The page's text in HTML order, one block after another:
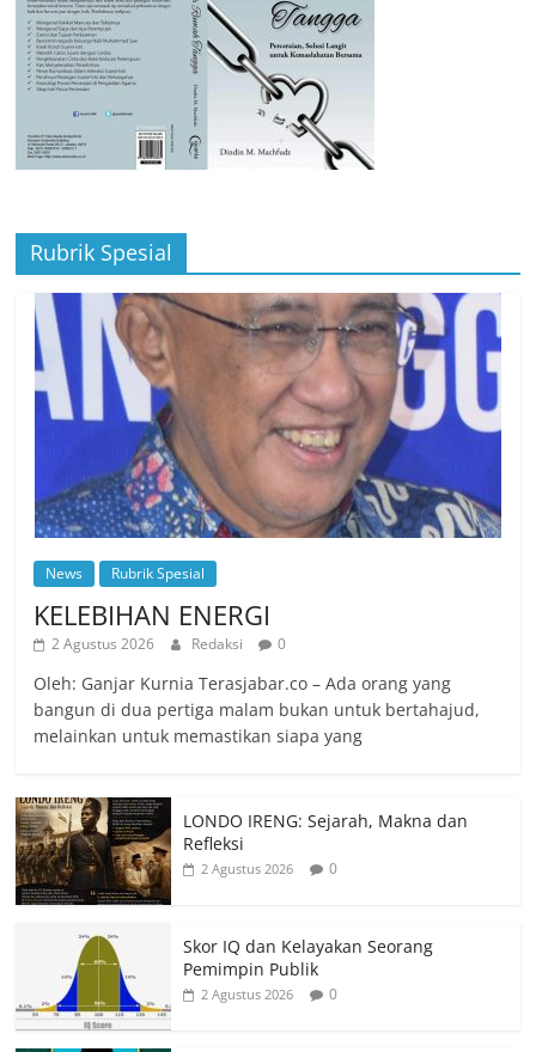
Rubrik Spesial
News Rubrik Spesial
KELEBIHAN ENERGI
2 Agustus 2026 Redaksi 0
Oleh: Ganjar Kurnia Terasjabar.co – Ada orang yang
bangun di dua pertiga malam bukan untuk bertahajud,
melainkan untuk memastikan siapa yang
LONDO IRENG: Sejarah, Makna dan
Refleksi
2 Agustus 2026 0
Skor IQ dan Kelayakan Seorang
Pemimpin Publik
2 Agustus 2026 0